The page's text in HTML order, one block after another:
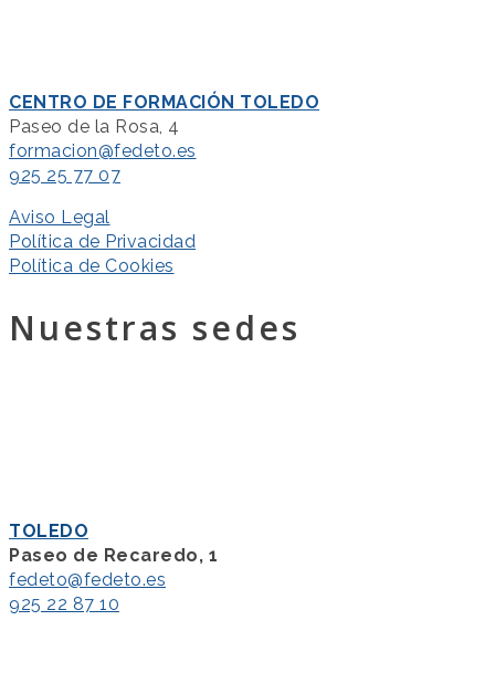
CENTRO DE FORMACIÓN TOLEDO
Paseo de la Rosa, 4
formacion@fedeto.es
925 25 77 07
Aviso Legal
Política de Privacidad
Política de Cookies
Nuestras sedes
TOLEDO
Paseo de Recaredo, 1
fedeto@fedeto.es
925 22 87 10